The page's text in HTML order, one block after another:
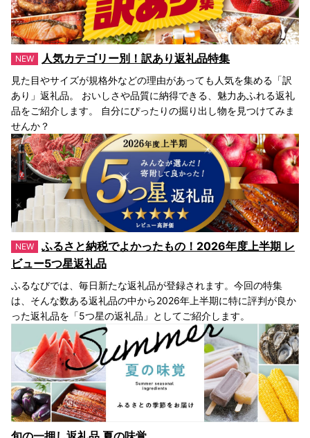
人気カテゴリー別！訳あり返礼品特集
見た目やサイズが規格外などの理由があっても人気を集める「訳
あり」返礼品。 おいしさや品質に納得できる、魅力あふれる返礼
品をご紹介します。 自分にぴったりの掘り出し物を見つけてみま
せんか？
ふるさと納税でよかったもの！2026年度上半期 レ
ビュー5つ星返礼品
ふるなびでは、毎日新たな返礼品が登録されます。今回の特集
は、そんな数ある返礼品の中から2026年上半期に特に評判が良か
った返礼品を「5つ星の返礼品」としてご紹介します。